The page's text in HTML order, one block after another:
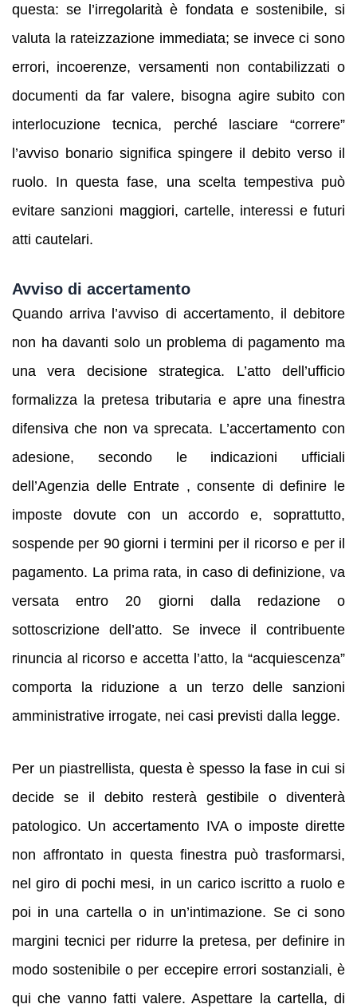
questa: se l’irregolarità è fondata e sostenibile, si
valuta la rateizzazione immediata; se invece ci sono
errori, incoerenze, versamenti non contabilizzati o
documenti da far valere, bisogna agire subito con
interlocuzione tecnica, perché lasciare “correre”
l’avviso bonario significa spingere il debito verso il
ruolo. In questa fase, una scelta tempestiva può
evitare sanzioni maggiori, cartelle, interessi e futuri
atti cautelari.
Avviso di accertamento
Quando arriva l’avviso di accertamento, il debitore
non ha davanti solo un problema di pagamento ma
una vera decisione strategica. L’atto dell’ufficio
formalizza la pretesa tributaria e apre una finestra
difensiva che non va sprecata. L’accertamento con
adesione, secondo le indicazioni ufficiali
dell’Agenzia delle Entrate , consente di definire le
imposte dovute con un accordo e, soprattutto,
sospende per 90 giorni i termini per il ricorso e per il
pagamento. La prima rata, in caso di definizione, va
versata entro 20 giorni dalla redazione o
sottoscrizione dell’atto. Se invece il contribuente
rinuncia al ricorso e accetta l’atto, la “acquiescenza”
comporta la riduzione a un terzo delle sanzioni
amministrative irrogate, nei casi previsti dalla legge.
Per un piastrellista, questa è spesso la fase in cui si
decide se il debito resterà gestibile o diventerà
patologico. Un accertamento IVA o imposte dirette
non affrontato in questa finestra può trasformarsi,
nel giro di pochi mesi, in un carico iscritto a ruolo e
poi in una cartella o in un’intimazione. Se ci sono
margini tecnici per ridurre la pretesa, per definire in
modo sostenibile o per eccepire errori sostanziali, è
qui che vanno fatti valere. Aspettare la cartella, di